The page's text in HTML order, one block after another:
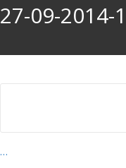
27-09-2014-
…